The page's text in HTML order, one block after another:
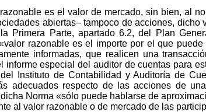
es el valor de mercado, sin bien, al
abiertas– tampoco de acciones, dicho
Primera Parte, apartado 6.2, del Plan
razonable es el importe por el que
informadas, que realicen una
informe especial del auditor de cuentas para
Instituto de Contabilidad y Auditoría de
adecuados respecto de las acciones de
Norma «sólo puede hablarse de
al valor razonable o de mercado de las